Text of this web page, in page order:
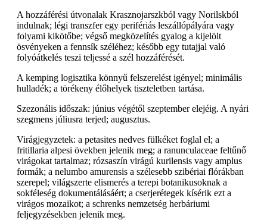
A hozzáférési útvonalak Krasznojarszkból vagy Norilskból
indulnak; légi transzfer egy perifériás leszállópályára vagy
folyami kikötőbe; végső megközelítés gyalog a kijelölt
ösvényeken a fennsík széléhez; később egy tutajjal való
folyóátkelés teszi teljessé a szél hozzáférését.
A kemping logisztika könnyű felszerelést igényel; minimális
hulladék; a törékeny élőhelyek tiszteletben tartása.
Szezonális időszak: június végétől szeptember elejéig. A nyári
szegmens júliusra terjed; augusztus.
Virágjegyzetek: a petasites nedves fülkéket foglal el; a
fritillaria alpesi övekben jelenik meg; a ranunculaceae feltűnő
virágokat tartalmaz; rózsaszín virágú kurilensis vagy amplus
formák; a nelumbo amurensis a szélesebb szibériai flórákban
szerepel; világszerte elismerés a terepi botanikusoknak a
sokféleség dokumentálásáért; a cserjerétegek kísérik ezt a
virágos mozaikot; a schrenks nemzetség herbáriumi
feljegyzésekben jelenik meg.